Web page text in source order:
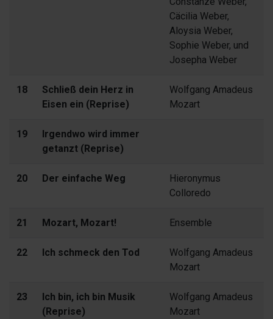
Cäcilia Weber,
Aloysia Weber,
Sophie Weber, und
Josepha Weber
18
Schließ dein Herz in
Eisen ein (Reprise)
Wolfgang Amadeus
Mozart
19
Irgendwo wird immer
getanzt (Reprise)
20 Der einfache Weg
Hieronymus
Colloredo
21 Mozart, Mozart! Ensemble
22 Ich schmeck den Tod
Wolfgang Amadeus
Mozart
23
Ich bin, ich bin Musik
(Reprise)
Wolfgang Amadeus
Mozart